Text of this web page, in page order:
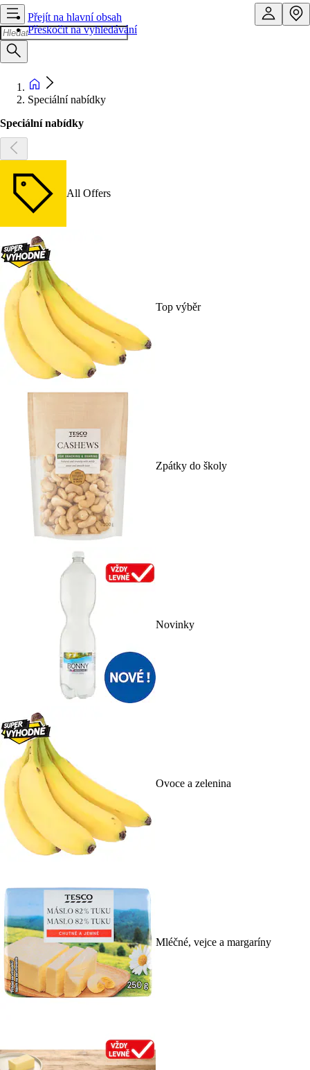
Přejít na hlavní obsah
Přeskočit na vyhledávání
Speciální nabídky
Speciální nabídky
All Offers
Top výběr
Zpátky do školy
Novinky
Ovoce a zelenina
Mléčné, vejce a margaríny